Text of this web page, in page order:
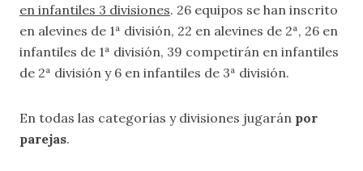
en infantiles 3 divisiones. 26 equipos se han inscrito
en alevines de 1ª división, 22 en alevines de 2ª, 26 en
infantiles de 1ª división, 39 competirán en infantiles
de 2ª división y 6 en infantiles de 3ª división.
En todas las categorías y divisiones jugarán por
parejas.